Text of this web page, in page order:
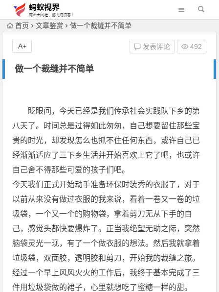
首页 文章鉴赏 做一个裁缝并不简单
做一个裁缝并不简单
发表评论 492
A+
眨眼间，今天已经是我们传承社会实践队下乡的第
八天了。时间总是过得如此匆匆，自己想要留住那些宝
贵的时光，却发现怎么也抓不住任何东西，或许自己已
经渐渐适应了三下乡生活并开始喜欢上它了吧，也或许
自己舍不得那些可爱的孩子们吧。
今天我们正式开始动手准备环保时装秀的衣服了，对于
以前从来没有做过衣服的我来说，看着一卷又一卷的垃
圾袋，一个又一个的购物袋，拿着剪刀无从下手的自
己，感觉头都快要爆炸了。正当我绝望无助之际，突然
脑袋灵光一现，有了一个做衣服的想法。然后我就拿着
垃圾袋，双面胶，透明胶和剪刀，开始我的裁缝之旅。
经过一个早上风风火火的工作后，我终于基本完成了三
件用垃圾袋做的裙子，心里就想吃了蜜糖一样的甜。